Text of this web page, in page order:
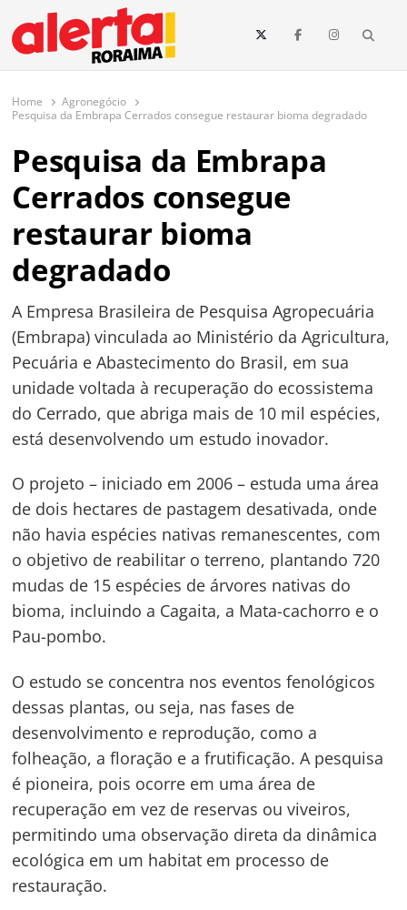
conteúdo
O maior portal de notícias de Roraima
O Alerta Roraima é seu portal de notícias completo sobre política,
e todo o estado de Roraima. Fique sempre informado com
atualizações em tempo real!
Home
Agronegócio
Pesquisa da Embrapa Cerrados consegue restaurar bioma degradado
Pesquisa da Embrapa
Cerrados consegue
restaurar bioma
degradado
A Empresa Brasileira de Pesquisa Agropecuária
(Embrapa) vinculada ao Ministério da Agricultura,
Pecuária e Abastecimento do Brasil, em sua
unidade voltada à recuperação do ecossistema
do Cerrado, que abriga mais de 10 mil espécies,
está desenvolvendo um estudo inovador.
O projeto – iniciado em 2006 – estuda uma área
de dois hectares de pastagem desativada, onde
não havia espécies nativas remanescentes, com
o objetivo de reabilitar o terreno, plantando 720
mudas de 15 espécies de árvores nativas do
bioma, incluindo a Cagaita, a Mata-cachorro e o
Pau-pombo.
O estudo se concentra nos eventos fenológicos
dessas plantas, ou seja, nas fases de
desenvolvimento e reprodução, como a
folheação, a floração e a frutificação. A pesquisa
é pioneira, pois ocorre em uma área de
recuperação em vez de reservas ou viveiros,
permitindo uma observação direta da dinâmica
ecológica em um habitat em processo de
restauração.